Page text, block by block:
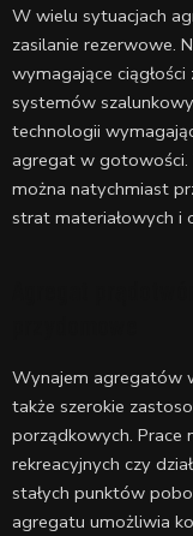
W wielu sytuacjach
zasilanie rezerwowe.
wymagające ciągłości
systemów
technologii
agregat w
można natychmiast
strat materiałowych i
Wynajem agregatów
także szerokie
porządkowych. Prace
rekreacyjnych czy
stałych punktów
agregatu umożliwia